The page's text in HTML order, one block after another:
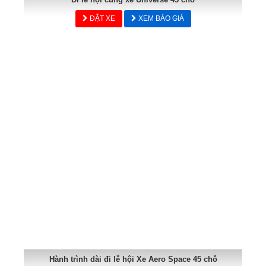
ĐẶT XE XEM BÁO GIÁ
Hành trình dài đi lễ hội Xe Aero Space 45 chỗ